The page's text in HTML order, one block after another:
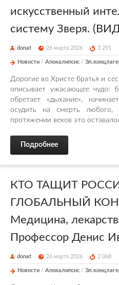
искусственный
систему Зверя.
donat 26 марта 2026 3 291
Новости / Апокалипсис /
Дорогие во Христе братья и
описывает ужасающее чудо:
обретает «дыхание»,
осудить на смерть
протяжении веков это
Подробнее
КТО ТАЩИТ
ГЛОБАЛЬНЫЙ
Медицина,
Профессор Денис
donat 26 марта 2026 2 068
Новости / Апокалипсис /